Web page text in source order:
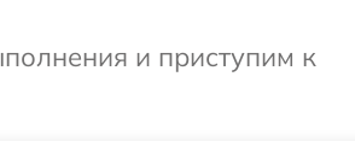
и приступим к